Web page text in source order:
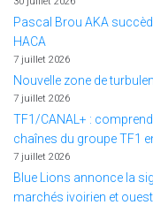
Pascal Brou AKA
HACA
7 juillet 2026
Nouvelle zone de
7 juillet 2026
TF1/CANAL+ :
chaînes du groupe TF1
7 juillet 2026
Blue Lions annonce la
marchés ivoirien et